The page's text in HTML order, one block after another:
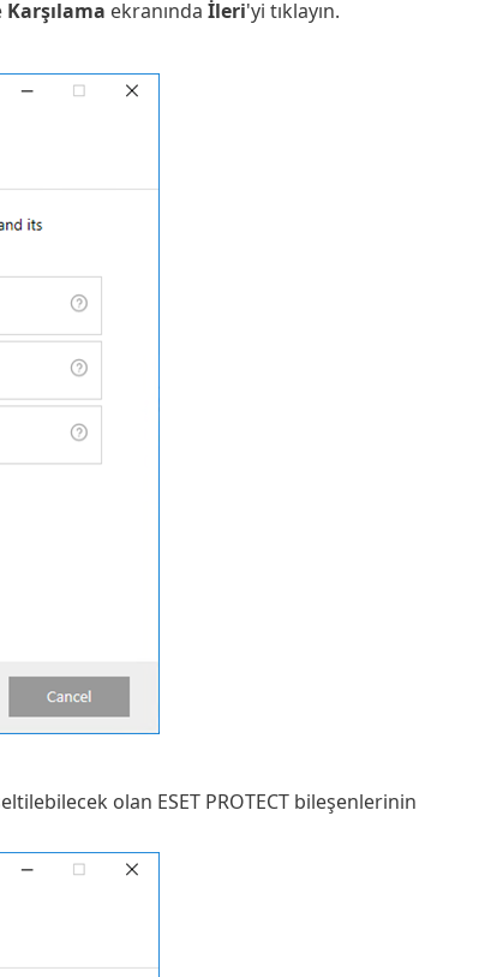
Karşılama ekranında İleri'yi tıklayın.
olan ESET PROTECT bileşenlerinin